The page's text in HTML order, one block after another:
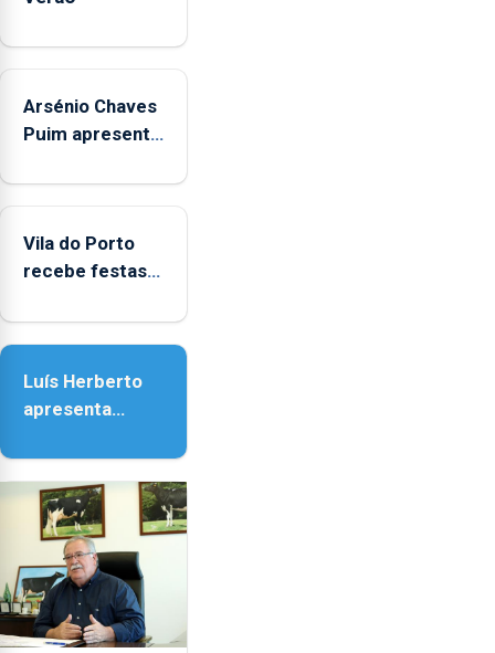
Arsénio Chaves
Puim apresenta
Biblioteca de
Vila do Porto
recebe festas
Nossa Senhora
Luís Herberto
apresenta
Paisagem’